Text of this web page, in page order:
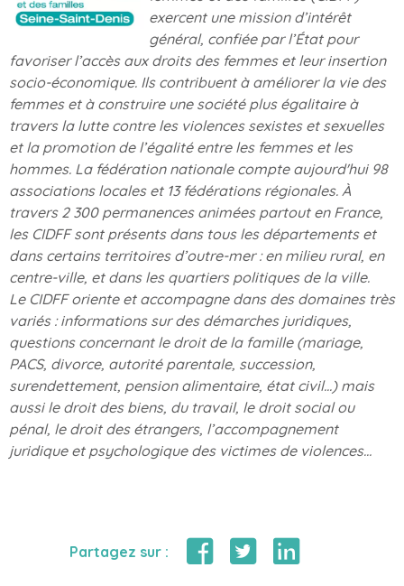
exercent une mission d’intérêt
général, confiée par l’État pour
favoriser l’accès aux droits des femmes et leur insertion
socio-économique. Ils contribuent à améliorer la vie des
femmes et à construire une société plus égalitaire à
travers la lutte contre les violences sexistes et sexuelles
et la promotion de l’égalité entre les femmes et les
hommes. La fédération nationale compte aujourd'hui 98
associations locales et 13 fédérations régionales. À
travers 2 300 permanences animées partout en France,
les CIDFF sont présents dans tous les départements et
dans certains territoires d’outre-mer : en milieu rural, en
centre-ville, et dans les quartiers politiques de la ville.
Le CIDFF oriente et accompagne dans des domaines très
variés : informations sur des démarches juridiques,
questions concernant le droit de la famille (mariage,
PACS, divorce, autorité parentale, succession,
surendettement, pension alimentaire, état civil...) mais
aussi le droit des biens, du travail, le droit social ou
pénal, le droit des étrangers, l’accompagnement
juridique et psychologique des victimes de violences…
Partagez sur :